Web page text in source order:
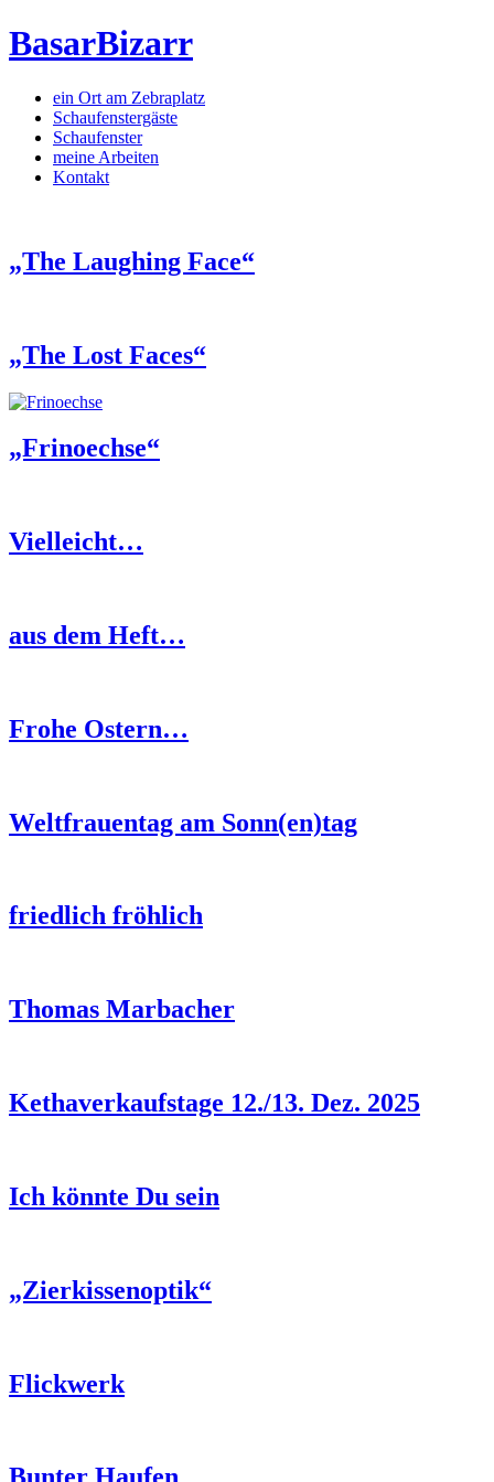
BasarBizarr
ein Ort am Zebraplatz
Schaufenster­gäste
Schaufenster
meine Arbeiten
Kontakt
„The Laughing Face“
„The Lost Faces“
„Frinoechse“
Vielleicht…
aus dem Heft…
Frohe Ostern…
Weltfrauentag am Sonn(en)tag
friedlich fröhlich
Thomas Marbacher
Kethaverkaufstage 12./13. Dez. 2025
Ich könnte Du sein
„Zierkissenoptik“
Flickwerk